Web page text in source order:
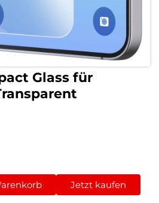
Glass für
Jetzt kaufen